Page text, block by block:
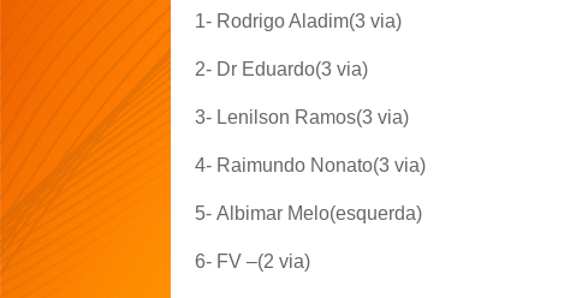
1- Rodrigo Aladim(3 via)
2- Dr Eduardo(3 via)
3- Lenilson Ramos(3 via)
4- Raimundo Nonato(3 via)
5- Albimar Melo(esquerda)
6- FV –(2 via)